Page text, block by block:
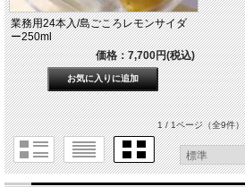
業務用24本入/島ごころレモンサイダ
ー250ml
価格：7,700円(税込)
1 / 1ページ（全9件）